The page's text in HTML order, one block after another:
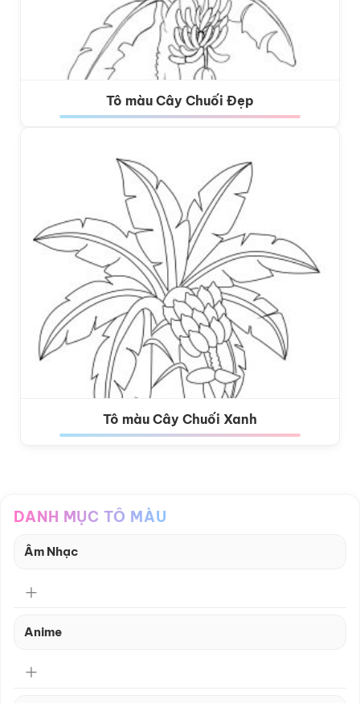
Tô màu Cây Chuối Đẹp
Tô màu Cây Chuối Xanh
DANH MỤC TÔ MÀU
Âm Nhạc
Anime